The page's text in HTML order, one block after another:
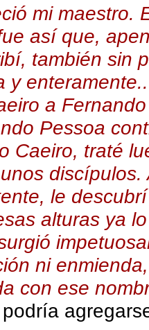
mi maestro.
así que,
también sin
y
a
Pessoa
Caeiro, traté
le
alturas ya
ni
con ese